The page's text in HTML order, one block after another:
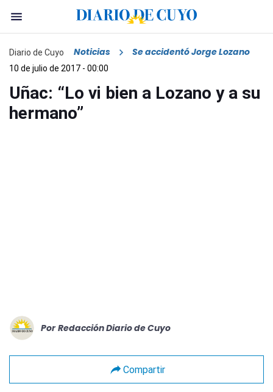
Diario de Cuyo Noticias Se accidentó Jorge Lozano
10 de julio de 2017 - 00:00
Uñac: “Lo vi bien a Lozano y a su
hermano”
Por Redacción Diario de Cuyo
Compartir